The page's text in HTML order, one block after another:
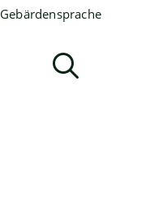
Gebärdensprache